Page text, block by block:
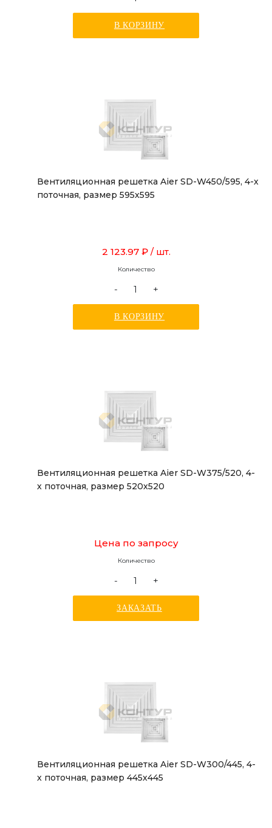
В КОРЗИНУ
Вентиляционная решетка Aier SD-W450/595, 4-х
поточная, размер 595х595
2 123.97 ₽ / шт.
Количество
- +
В КОРЗИНУ
Вентиляционная решетка Aier SD-W375/520, 4-
х поточная, размер 520х520
Цена по запросу
Количество
- +
ЗАКАЗАТЬ
Вентиляционная решетка Aier SD-W300/445, 4-
х поточная, размер 445х445